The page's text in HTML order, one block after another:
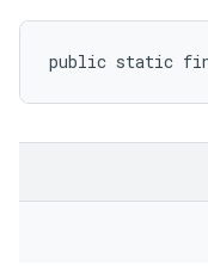
public static